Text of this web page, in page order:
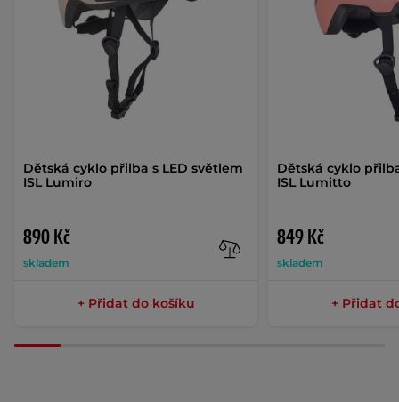
Dětská cyklo přilba s LED světlem
ISL Lumiro
890 Kč
skladem
+ Přidat do košíku
Dětská cyklo
ISL Lumitto
849 Kč
skladem
+ Přidat